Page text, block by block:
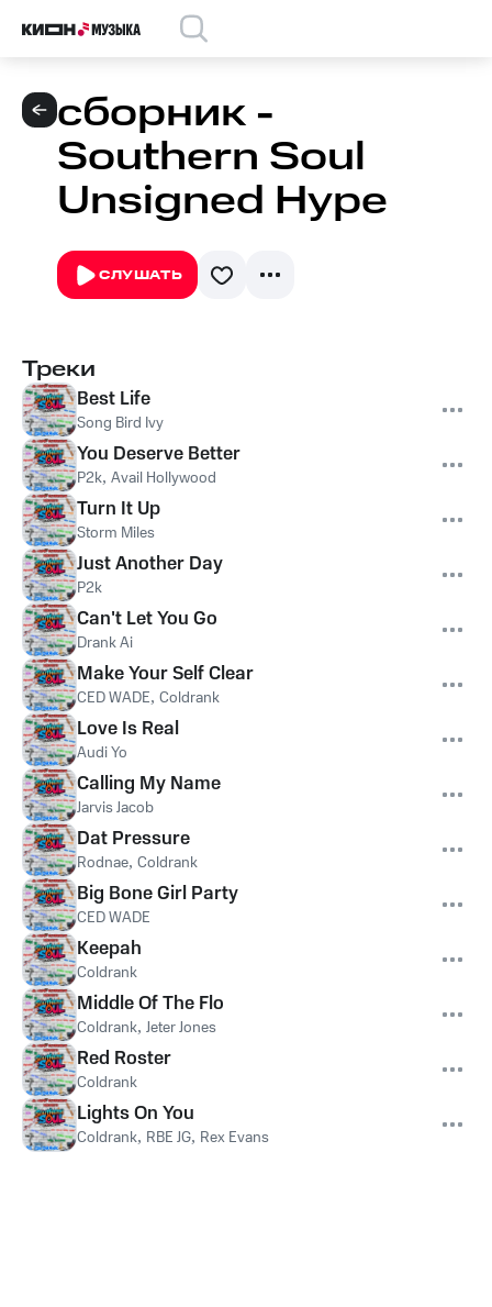
сборник -
Southern Soul
Unsigned Hype
СЛУШАТЬ
Треки
Best Life
Song Bird Ivy
You Deserve Better
P2k, Avail Hollywood
Turn It Up
Storm Miles
Just Another Day
P2k
Can't Let You Go
Drank Ai
Make Your Self Clear
CED WADE, Coldrank
Love Is Real
Audi Yo
Calling My Name
Jarvis Jacob
Dat Pressure
Rodnae, Coldrank
Big Bone Girl Party
CED WADE
Keepah
Coldrank
Middle Of The Flo
Coldrank, Jeter Jones
Red Roster
Coldrank
Lights On You
Coldrank, RBE JG, Rex Evans